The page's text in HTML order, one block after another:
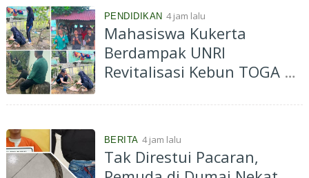
PENDIDIKAN 4 jam lalu
Mahasiswa Kukerta
Berdampak UNRI
Revitalisasi Kebun TOGA di
Dorong Pemanfaatan
BERITA 4 jam lalu
Tak Direstui Pacaran,